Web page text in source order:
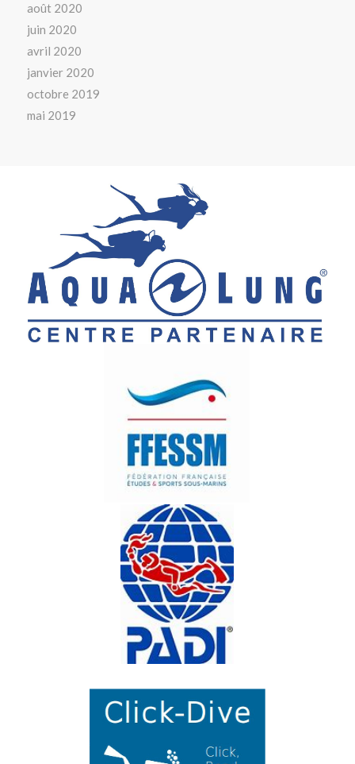
août 2020
juin 2020
avril 2020
janvier 2020
octobre 2019
mai 2019